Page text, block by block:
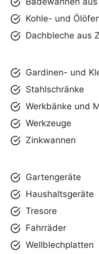
Kohle- und
Dachbleche aus
Gardinen- und
Stahlschränke
Werkbänke und
Werkzeuge
Zinkwannen
Gartengeräte
Haushaltsgeräte
Tresore
Fahrräder
Wellblechplatten